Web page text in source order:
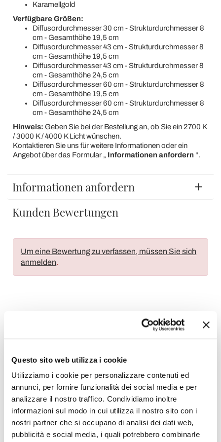
Questo sito web utilizza i cookie
Utilizziamo i cookie per personalizzare contenuti ed
annunci, per fornire funzionalità dei social media e per
analizzare il nostro traffico. Condividiamo inoltre
informazioni sul modo in cui utilizza il nostro sito con i
nostri partner che si occupano di analisi dei dati web,
pubblicità e social media, i quali potrebbero combinarle
Karamellgold
Verfügbare Größen:
Diffusordurchmesser 30 cm - Strukturdurchmesser 8
cm - Gesamthöhe 19,5 cm
Diffusordurchmesser 43 cm - Strukturdurchmesser 8
cm - Gesamthöhe 19,5 cm
Diffusordurchmesser 43 cm - Strukturdurchmesser 8
cm - Gesamthöhe 24,5 cm
Diffusordurchmesser 60 cm - Strukturdurchmesser 8
cm - Gesamthöhe 19,5 cm
Diffusordurchmesser 60 cm - Strukturdurchmesser 8
cm - Gesamthöhe 24,5 cm
Hinweis: Geben Sie bei der Bestellung an, ob Sie ein 2700 K
/ 3000 K / 4000 K Licht wünschen.
Kontaktieren Sie uns für weitere Informationen oder ein
Angebot über das Formular „ Informationen anfordern “.
Informationen anfordern
Kunden Bewertungen
Um eine Bewertung zu verfassen, müssen Sie sich
anmelden.
Schreiben Sie Ihren Beitrag Drucken
Moderne Deckenleuchten